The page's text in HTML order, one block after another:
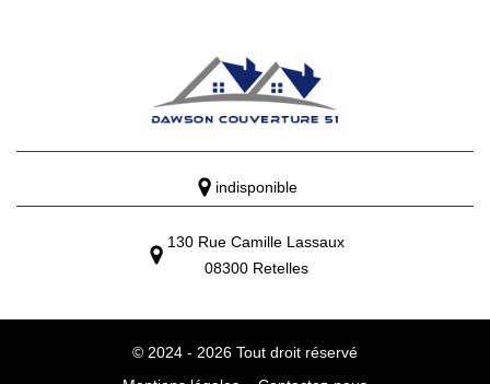
indisponible
130 Rue Camille Lassaux
08300 Retelles
© 2024 - 2026 Tout droit réservé